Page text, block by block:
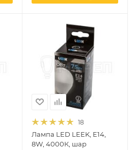
18
Лампа LED LEEK, E14,
8W, 4000К, шар